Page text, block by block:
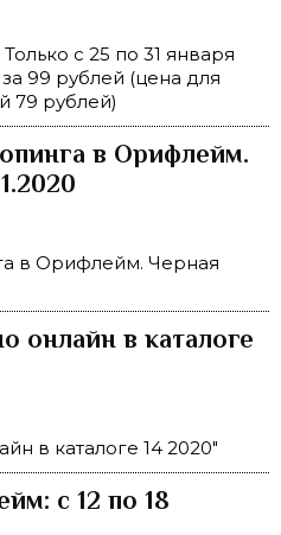
с 25 по 31 января
99 рублей (цена для
79 рублей)
в Орифлейм.
в Орифлейм. Черная
онлайн в каталоге
в каталоге 14 2020"
с 12 по 18